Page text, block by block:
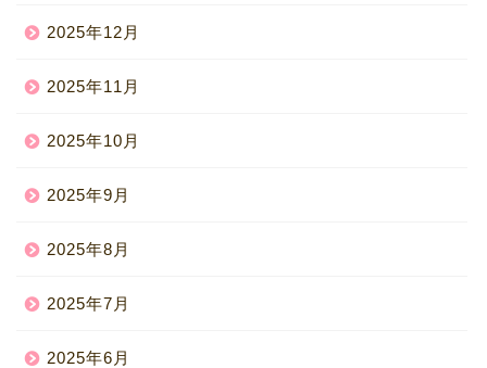
2025年12月
2025年11月
2025年10月
2025年9月
2025年8月
2025年7月
2025年6月